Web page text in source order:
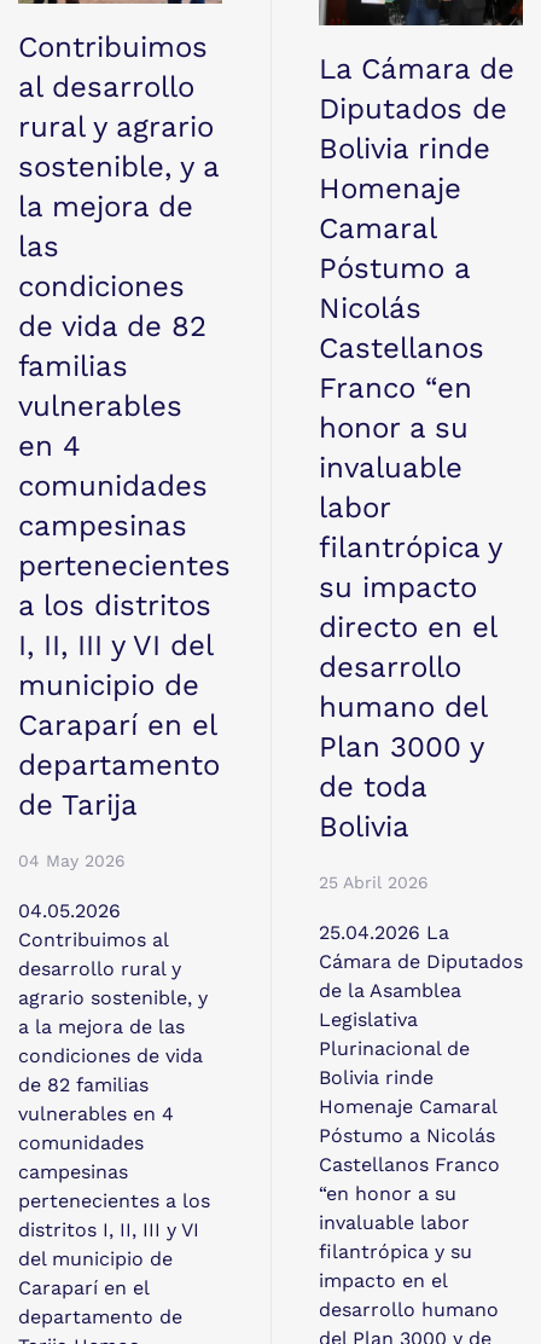
Contribuimos
al desarrollo
rural y agrario
sostenible, y a
la mejora de
las
condiciones
de vida de 82
familias
vulnerables
en 4
comunidades
campesinas
pertenecientes
a los distritos
I, II, III y VI del
municipio de
Caraparí en el
departamento
de Tarija
04 May 2026
04.05.2026
Contribuimos al
desarrollo rural y
agrario sostenible, y
a la mejora de las
condiciones de vida
de 82 familias
vulnerables en 4
comunidades
campesinas
pertenecientes a los
distritos I, II, III y VI
del municipio de
Caraparí en el
departamento de
La Cámara de
Diputados de
Bolivia rinde
Homenaje
Camaral
Póstumo a
Nicolás
Castellanos
Franco “en
honor a su
invaluable
labor
filantrópica y
su impacto
directo en el
desarrollo
humano del
Plan 3000 y
de toda
Bolivia
25 Abril 2026
25.04.2026 La
Cámara de Diputados
de la Asamblea
Legislativa
Plurinacional de
Bolivia rinde
Homenaje Camaral
Póstumo a Nicolás
Castellanos Franco
“en honor a su
invaluable labor
filantrópica y su
impacto en el
desarrollo humano
del Plan 3000 y de